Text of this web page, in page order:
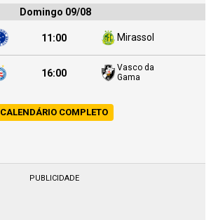
Domingo 09/08
11:00 Mirassol
16:00
Vasco da
Gama
CALENDÁRIO COMPLETO